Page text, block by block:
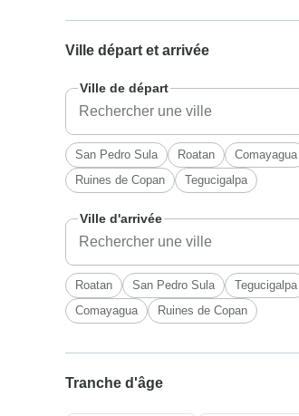
Ville départ et arrivée
Ville de départ
San Pedro Sula Roatan
Comayagua
Ruines de Copan
Tegucigalpa
Ville d'arrivée
Roatan San Pedro Sula
Tegucigalpa
Comayagua
Ruines de Copan
Tranche d'âge